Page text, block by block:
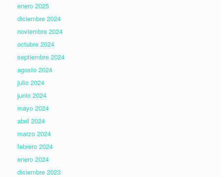
enero 2025
diciembre 2024
noviembre 2024
octubre 2024
septiembre 2024
agosto 2024
julio 2024
junio 2024
mayo 2024
abril 2024
marzo 2024
febrero 2024
enero 2024
diciembre 2023